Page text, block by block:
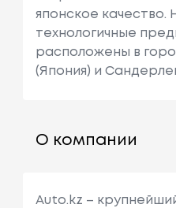
японское качество.
технологичные
расположены в
(Япония) и
О компании
Auto.kz –